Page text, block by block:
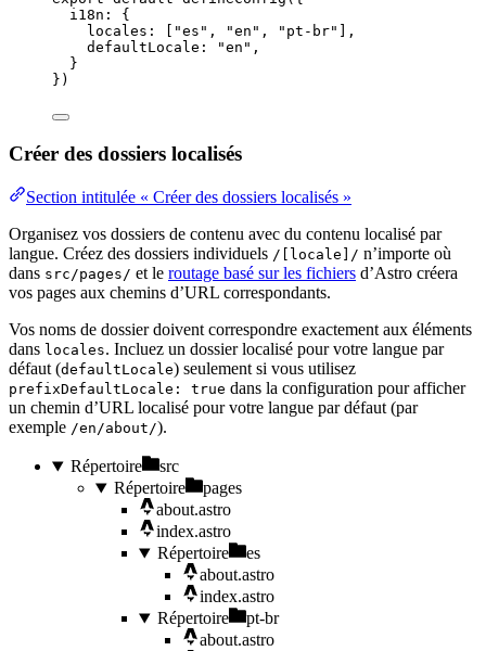
i18n: {
locales: [
"es " , "en " , " pt-br"
],
defaultLocale:
"en " ,
}
})
Créer des dossiers localisés
Section intitulée « Créer des dossiers localisés »
Organisez vos dossiers de contenu avec du contenu localisé par
langue. Créez des dossiers individuels /[locale]/ n’importe où
dans src/pages/ et le routage basé sur les fichiers d’Astro créera
vos pages aux chemins d’URL correspondants.
Vos noms de dossier doivent correspondre exactement aux éléments
dans locales. Incluez un dossier localisé pour votre langue par
défaut (defaultLocale) seulement si vous utilisez
prefixDefaultLocale: true dans la configuration pour afficher
un chemin d’URL localisé pour votre langue par défaut (par
exemple /en/about/).
Répertoire
src
Répertoire
pages
about.astro
index.astro
Répertoire
es
about.astro
index.astro
Répertoire
pt-br
about.astro